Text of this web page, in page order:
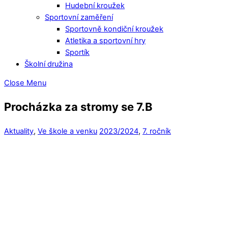
Hudební kroužek
Sportovní zaměření
Sportovně kondiční kroužek
Atletika a sportovní hry
Sportík
Školní družina
Close Menu
Procházka za stromy se 7.B
Aktuality, Ve škole a venku 2023/2024, 7. ročník